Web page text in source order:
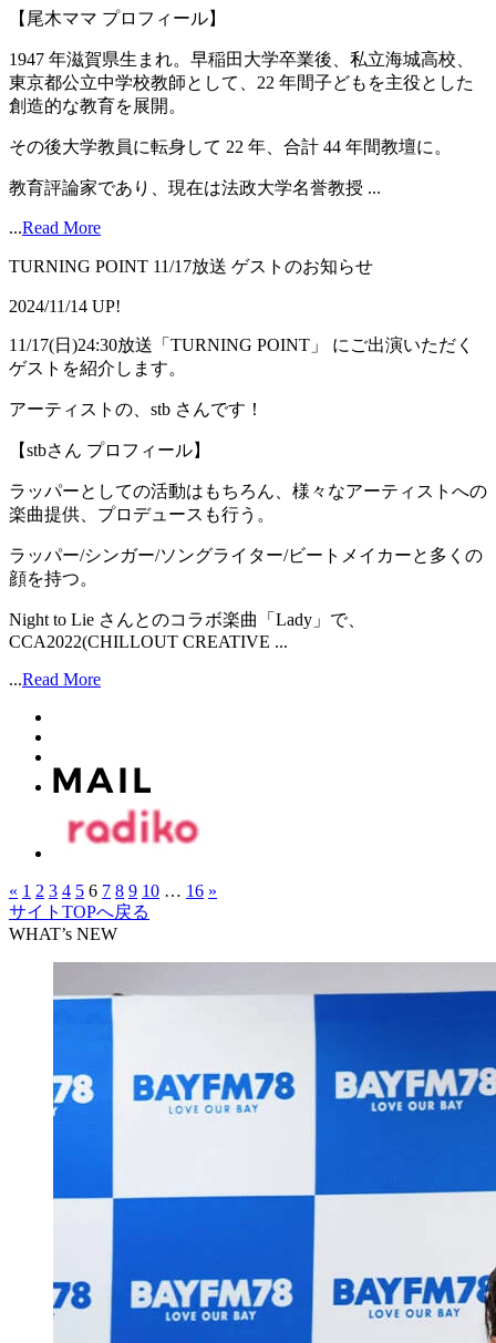
【尾木ママ プロフィール】
1947 年滋賀県生まれ。早稲田大学卒業後、私立海城高校、
東京都公立中学校教師として、22 年間子どもを主役とした
創造的な教育を展開。
その後大学教員に転身して 22 年、合計 44 年間教壇に。
教育評論家であり、現在は法政大学名誉教授 ...
...Read More
TURNING POINT 11/17放送 ゲストのお知らせ
2024/11/14 UP!
11/17(日)24:30放送「TURNING POINT」 にご出演いただく
ゲストを紹介します。
アーティストの、stb さんです！
【stbさん プロフィール】
ラッパーとしての活動はもちろん、様々なアーティストへの
楽曲提供、プロデュースも行う。
ラッパー/シンガー/ソングライター/ビートメイカーと多くの
顔を持つ。
Night to Lie さんとのコラボ楽曲「Lady」で、
CCA2022(CHILLOUT CREATIVE ...
...Read More
« 1 2 3 4 5 6 7 8 9 10 … 16 »
サイトTOPへ戻る
WHAT’s NEW